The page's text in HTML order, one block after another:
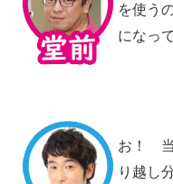
を使う
になっ
お！ 当
り越し